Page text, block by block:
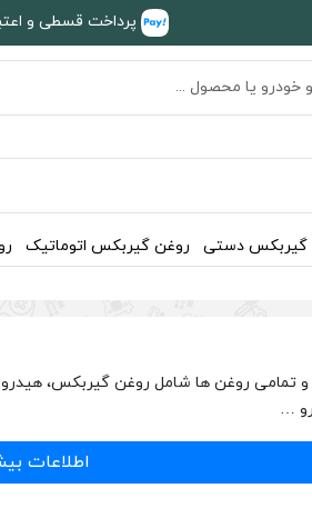
پرداخت قسطی و
گیربکس دستی روغن گیربکس اتوماتیک
روغن ها شامل روغن گیربکس،
اطلاعات